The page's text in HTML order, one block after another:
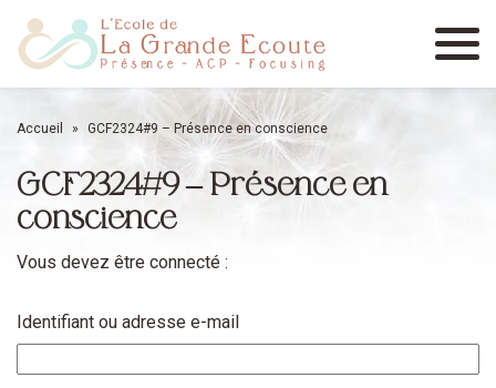
Menu
Accueil » GCF2324#9 – Présence en conscience
GCF2324#9 – Présence en
conscience
Vous devez être connecté :
Identifiant ou adresse e-mail